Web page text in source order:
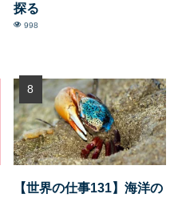
探る
998
【世界の仕事131】海洋の